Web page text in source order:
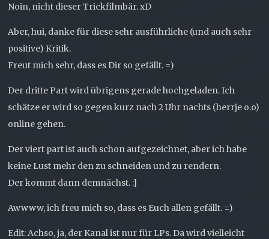
Noin, nicht dieser Trickfilmbär. xD
Aber, hui, danke für diese sehr ausführliche (und auch sehr
positive) Kritik.
Freut mich sehr, dass es Dir so gefällt. =)
Der dritte Part wird übrigens gerade hochgeladen. Ich
schätze er wird so gegen kurz nach 2 Uhr nachts (herrje o.o)
online gehen.
Der viert part ist auch schon aufgezeichnet, aber ich habe
keine Lust mehr den zu schneiden und zu rendern.
Der kommt dann demnächst. :]
Awwww, ich freu mich so, dass es Euch allen gefällt. =)
Edit: Achso, ja, der Kanal ist nur für LPs. Da wird vielleicht